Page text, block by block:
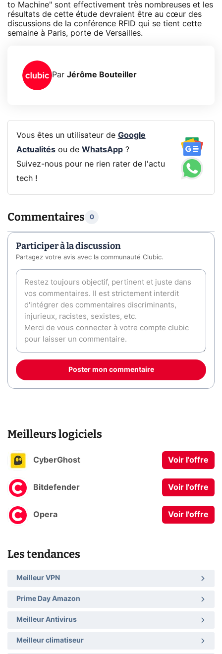
to Machine" sont effectivement très nombreuses et les
résultats de cette étude devraient être au cœur des
discussions de la conférence RFID qui se tient cette
semaine à Paris, porte de Versailles.
Par Jérôme Bouteiller
Vous êtes un utilisateur de Google
Actualitésou de WhatsApp?
Suivez-nous pour ne rien rater de l'actu
tech !
Commentaires 0
Participer à la discussion
Partagez votre avis avec la communauté Clubic.
Poster mon commentaire
Meilleurs logiciels
CyberGhost Voir l'offre
Bitdefender Voir l'offre
Opera Voir l'offre
Les tendances
Meilleur VPN
Prime Day Amazon
Meilleur Antivirus
Meilleur climatiseur